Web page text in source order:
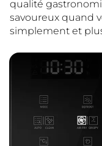
qualité
savoureux quand
simplement et